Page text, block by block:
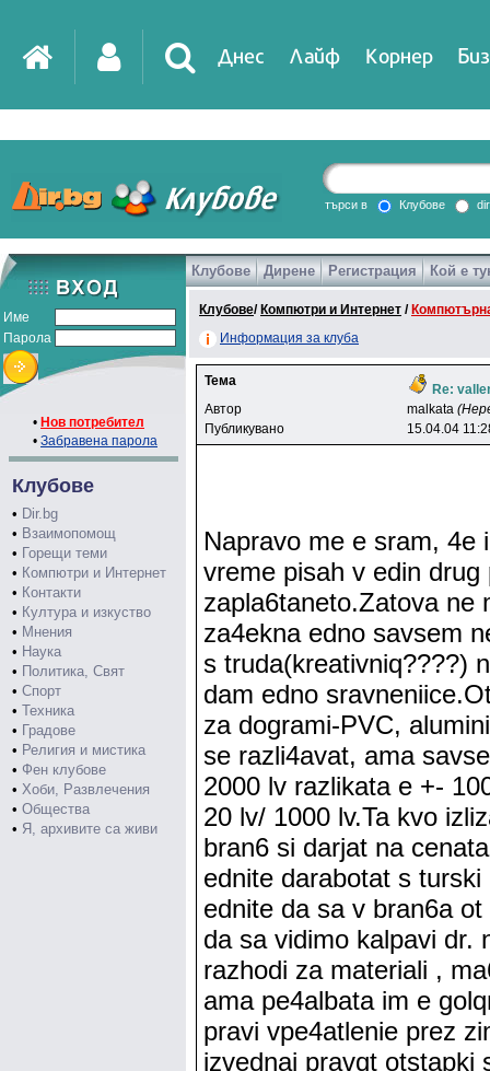
Днес Лайф Корнер
DirTV Impressio
Games
търси в Клубове
Име
Парола
• Нов потребител
• Забравена парола
Клубове
• Dir.bg
• Взаимопомощ
• Горещи теми
• Компютри и Интернет
• Контакти
• Култура и изкуство
• Мнения
• Наука
• Политика, Свят
• Спорт
• Техника
• Градове
• Религия и мистика
• Фен клубове
• Хоби, Развлечения
• Общества
• Я, архивите са живи
Клубове Дирене Регистрация Кой е
Клубове/ Компютри и Интернет /
Информация за клуба
Тема
Re:
Автор
malkata
Публикувано
15.04.04
Napravo me e sram, 4e
vreme pisah v edin
zapla6taneto.Zatova ne
za4ekna edno savsem
s truda(kreativniq????)
dam edno
za dogrami-PVC,
se razli4avat, ama
2000 lv razlikata e +-
20 lv/ 1000 lv.Ta kvo
bran6 si darjat na
ednite darabotat s
ednite da sa v bran6a
da sa vidimo kalpavi dr.
razhodi za materiali ,
ama pe4albata im e
pravi vpe4atlenie prez
izvednaj pravqt otstapki